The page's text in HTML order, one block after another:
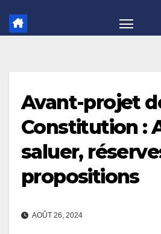
Avant-projet
Constitution :
saluer,
propositions
AOÛT 26, 2024